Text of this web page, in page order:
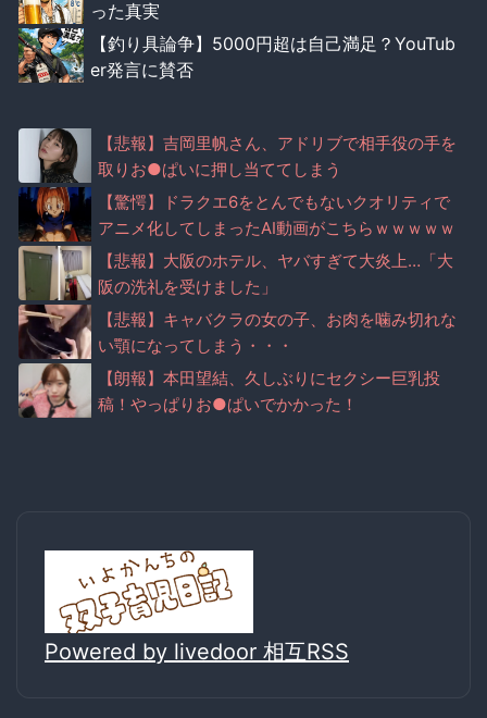
った真実
【釣り具論争】5000円超は自己満足？YouTub
er発言に賛否
【悲報】吉岡里帆さん、アドリブで相手役の手を
取りお●ぱいに押し当ててしまう
【驚愕】ドラクエ6をとんでもないクオリティで
アニメ化してしまったAI動画がこちらｗｗｗｗｗ
【悲報】大阪のホテル、ヤバすぎて大炎上…「大
阪の洗礼を受けました」
【悲報】キャバクラの女の子、お肉を噛み切れな
い顎になってしまう・・・
【朗報】本田望結、久しぶりにセクシー巨乳投
稿！やっぱりお●ぱいでかかった！
Powered by livedoor 相互RSS